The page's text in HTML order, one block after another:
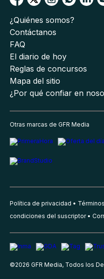
¿Quiénes somos?
Contáctanos
FAQ
El diario de hoy
Reglas de concursos
Mapa del sitio
¿Por qué confiar en
Otras marcas de GFR Media
Política de privacidad
condiciones del suscriptor
©2026 GFR Media, Todos los